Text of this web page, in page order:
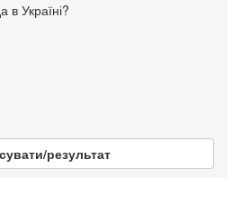
в Україні?
результат